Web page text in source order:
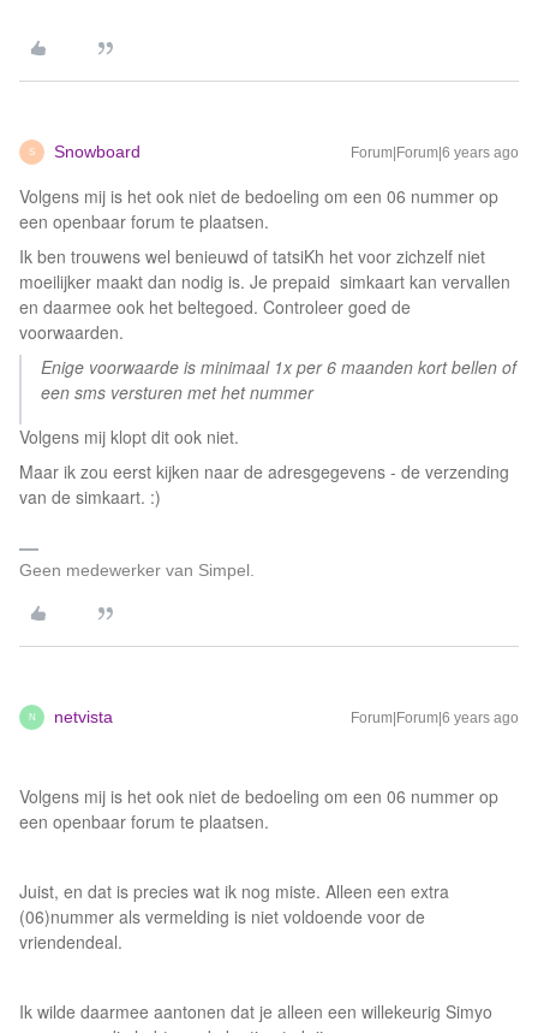
S Snowboard Forum|Forum|6 years ago
Volgens mij is het ook niet de bedoeling om een 06 nummer op
een openbaar forum te plaatsen.
Ik ben trouwens wel benieuwd of tatsiKh het voor zichzelf niet
moeilijker maakt dan nodig is. Je prepaid simkaart kan vervallen
en daarmee ook het beltegoed. Controleer goed de
voorwaarden.
Enige voorwaarde is minimaal 1x per 6 maanden kort bellen of
een sms versturen met het nummer
Volgens mij klopt dit ook niet.
Maar ik zou eerst kijken naar de adresgegevens - de verzending
van de simkaart. :)
Geen medewerker van Simpel.
N netvista Forum|Forum|6 years ago
Volgens mij is het ook niet de bedoeling om een 06 nummer op
een openbaar forum te plaatsen.
Juist, en dat is precies wat ik nog miste. Alleen een extra
(06)nummer als vermelding is niet voldoende voor de
vriendendeal.
Ik wilde daarmee aantonen dat je alleen een willekeurig Simyo